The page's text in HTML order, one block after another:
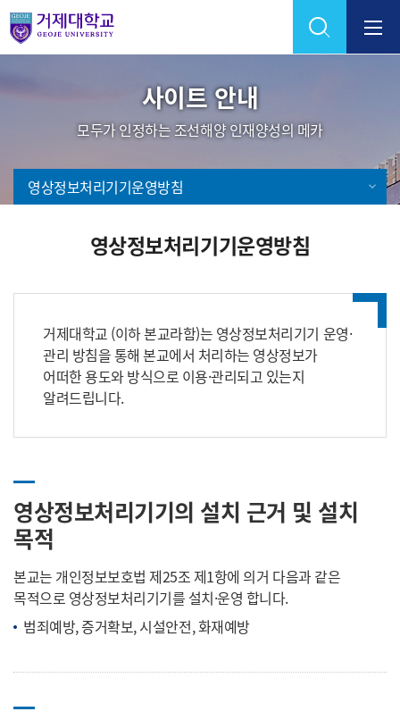
Skip Menu
사이트 안내
모두가 인정하는 조선해양 인재양성의 메카
영상정보처리기기운영방침
영상정보처리기기운영방침
거제대학교 (이하 본교라함)는 영상정보처리기기 운영·
관리 방침을 통해 본교에서 처리하는 영상정보가
어떠한 용도와 방식으로 이용·관리되고 있는지
알려드립니다.
영상정보처리기기의 설치 근거 및 설치
목적
본교는 개인정보보호법 제25조 제1항에 의거 다음과 같은
목적으로 영상정보처리기기를 설치·운영 합니다.
범죄예방, 증거확보, 시설안전, 화재예방